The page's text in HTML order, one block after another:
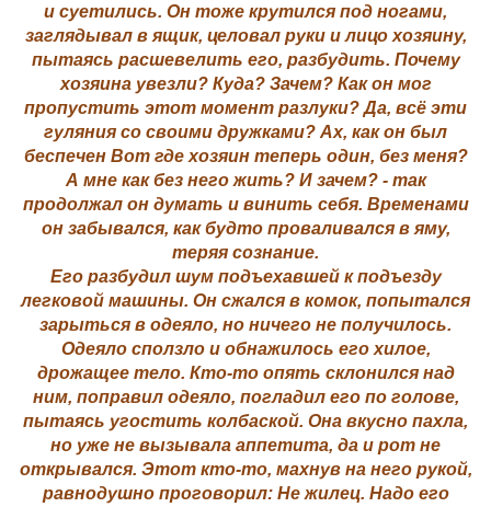
и суетились. Он тоже крутился под ногами,
заглядывал в ящик, целовал руки и лицо хозяину,
пытаясь расшевелить его, разбудить. Почему
хозяина увезли? Куда? Зачем? Как он мог
пропустить этот момент разлуки? Да, всё эти
гуляния со своими дружками? Ах, как он был
беспечен Вот где хозяин теперь один, без меня?
А мне как без него жить? И зачем? - так
продолжал он думать и винить себя. Временами
он забывался, как будто проваливался в яму,
теряя сознание.
Его разбудил шум подъехавшей к подъезду
легковой машины. Он сжался в комок, попытался
зарыться в одеяло, но ничего не получилось.
Одеяло сползло и обнажилось его хилое,
дрожащее тело. Кто-то опять склонился над
ним, поправил одеяло, погладил его по голове,
пытаясь угостить колбаской. Она вкусно пахла,
но уже не вызывала аппетита, да и рот не
открывался. Этот кто-то, махнув на него рукой,
равнодушно проговорил: Не жилец. Надо его